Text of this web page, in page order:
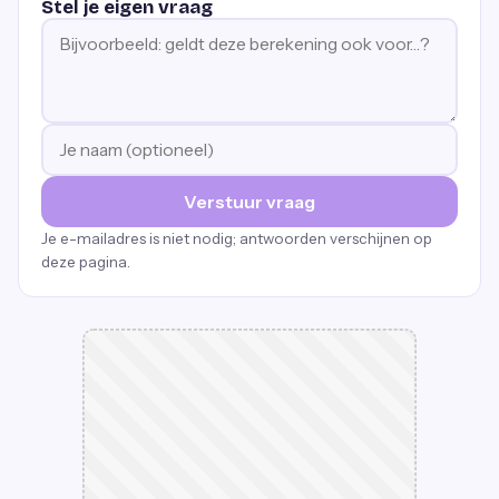
Stel je eigen vraag
Verstuur vraag
Je e-mailadres is niet nodig; antwoorden verschijnen op
deze pagina.